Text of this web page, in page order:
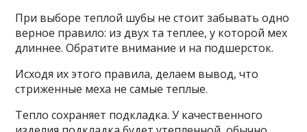
При выборе теплой шубы не стоит забывать одно
верное правило: из двух та теплее, у которой мех
длиннее. Обратите внимание и на подшерсток.
Исходя их этого правила, делаем вывод, что
стриженные меха не самые теплые.
Тепло сохраняет подкладка. У качественного